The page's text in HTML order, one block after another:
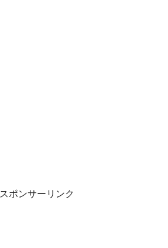
スポンサーリンク